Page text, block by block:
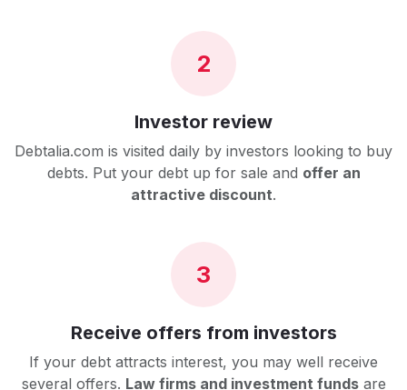
2
Investor review
Debtalia.com is visited daily by investors looking to buy
debts. Put your debt up for sale and offer an
attractive discount.
3
Receive offers from investors
If your debt attracts interest, you may well receive
several offers. Law firms and investment fundsare